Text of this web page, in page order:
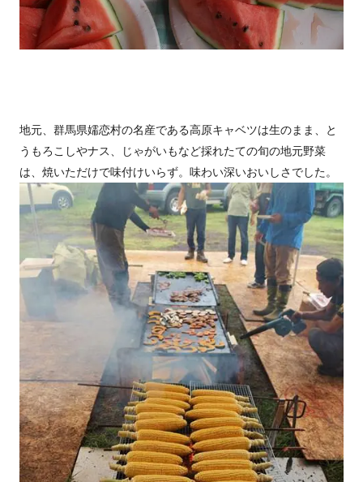
地元、群馬県嬬恋村の名産である高原キャベツは生のまま、と
うもろこしやナス、じゃがいもなど採れたての旬の地元野菜
は、焼いただけで味付けいらず。味わい深いおいしさでした。